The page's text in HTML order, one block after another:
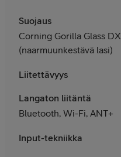
Suojaus
Corning Gorilla Glass DX
(naarmuunkestävä lasi)
Liitettävyys
Langaton liitäntä
Bluetooth, Wi-Fi, ANT+
Input-tekniikka